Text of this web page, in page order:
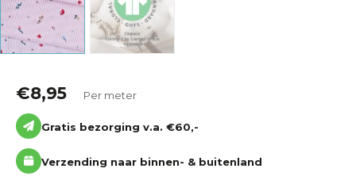
€8,95 Per meter
Gratis bezorging v.a. €60,-
Verzending naar binnen- & buitenland